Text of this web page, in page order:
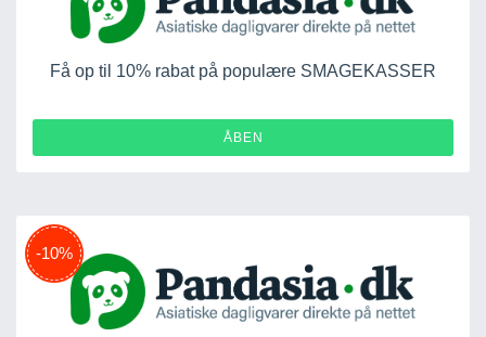
Få op til 10% rabat på populære SMAGEKASSER
ÅBEN
-10%